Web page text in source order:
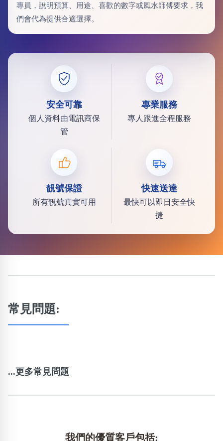
專員，說明預算、用途、喜歡的數字或風水師傅要求，我
們會代為提供合適選擇。
安全可靠
個人資料由電訊商保
管
專業服務
專人跟進全程服務
靚號保證
所有靚號真實可用
快速送達
最快可以即日安全快
捷
常見問題:
...更多常見問題
我們的優質客戶包括: